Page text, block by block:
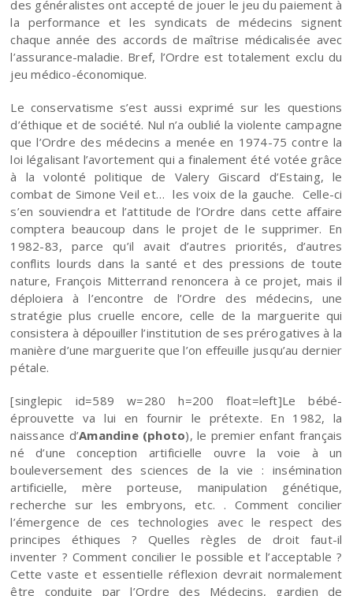
des généralistes ont accepté de jouer le jeu du paiement à
la performance et les syndicats de médecins signent
chaque année des accords de maîtrise médicalisée avec
l’assurance-maladie. Bref, l’Ordre est totalement exclu du
jeu médico-économique.
Le conservatisme s’est aussi exprimé sur les questions
d’éthique et de société. Nul n’a oublié la violente campagne
que l’Ordre des médecins a menée en 1974-75 contre la
loi légalisant l’avortement qui a finalement été votée grâce
à la volonté politique de Valery Giscard d’Estaing, le
combat de Simone Veil et… les voix de la gauche. Celle-ci
s’en souviendra et l’attitude de l’Ordre dans cette affaire
comptera beaucoup dans le projet de le supprimer. En
1982-83, parce qu’il avait d’autres priorités, d’autres
conflits lourds dans la santé et des pressions de toute
nature, François Mitterrand renoncera à ce projet, mais il
déploiera à l’encontre de l’Ordre des médecins, une
stratégie plus cruelle encore, celle de la marguerite qui
consistera à dépouiller l’institution de ses prérogatives à la
manière d’une marguerite que l’on effeuille jusqu’au dernier
pétale.
[singlepic id=589 w=280 h=200 float=left]Le bébé-
éprouvette va lui en fournir le prétexte. En 1982, la
naissance d’Amandine (photo), le premier enfant français
né d’une conception artificielle ouvre la voie à un
bouleversement des sciences de la vie : insémination
artificielle, mère porteuse, manipulation génétique,
recherche sur les embryons, etc. . Comment concilier
l’émergence de ces technologies avec le respect des
principes éthiques ? Quelles règles de droit faut-il
inventer ? Comment concilier le possible et l’acceptable ?
Cette vaste et essentielle réflexion devrait normalement
être conduite par l’Ordre des Médecins, gardien de